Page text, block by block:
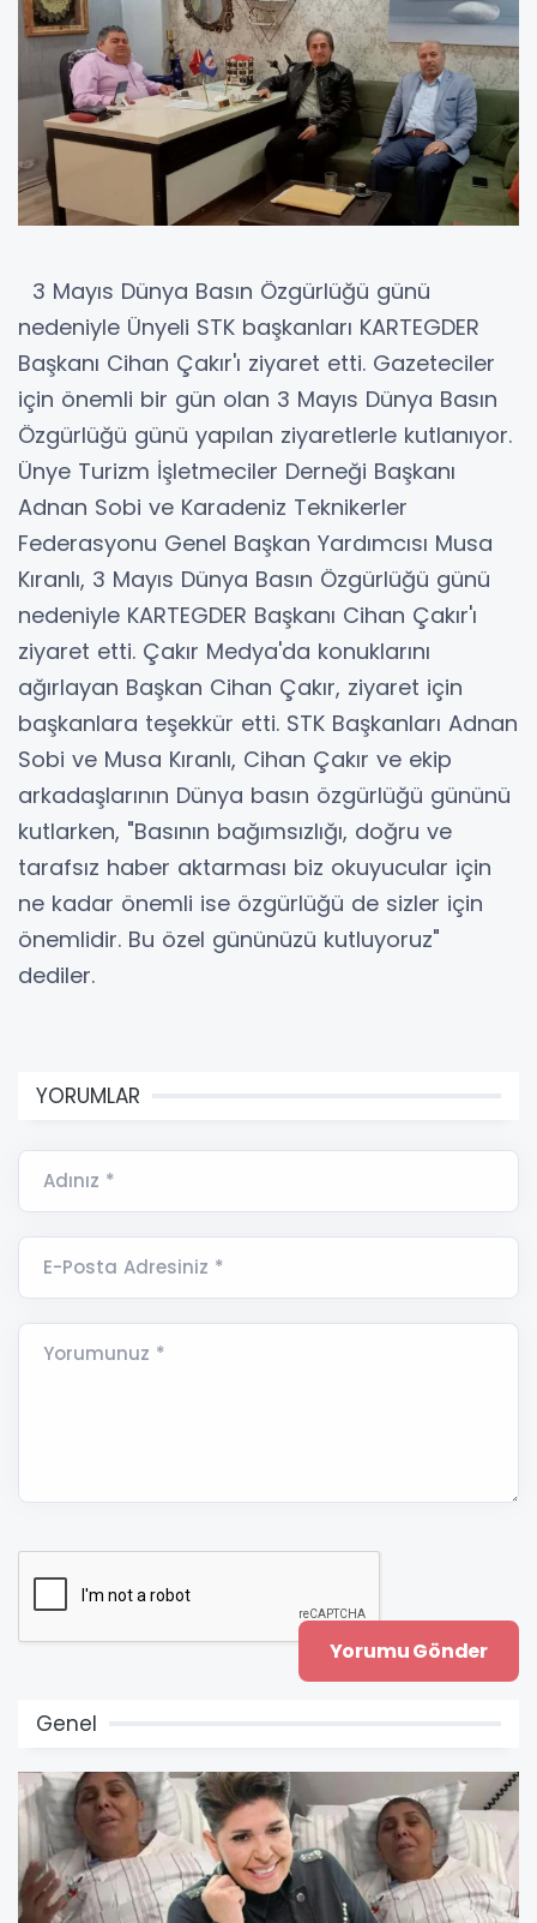
3 Mayıs Dünya Basın Özgürlüğü günü
nedeniyle Ünyeli STK başkanları KARTEGDER
Başkanı Cihan Çakır'ı ziyaret etti. Gazeteciler
için önemli bir gün olan 3 Mayıs Dünya Basın
Özgürlüğü günü yapılan ziyaretlerle kutlanıyor.
Ünye Turizm İşletmeciler Derneği Başkanı
Adnan Sobi ve Karadeniz Teknikerler
Federasyonu Genel Başkan Yardımcısı Musa
Kıranlı, 3 Mayıs Dünya Basın Özgürlüğü günü
nedeniyle KARTEGDER Başkanı Cihan Çakır'ı
ziyaret etti. Çakır Medya'da konuklarını
ağırlayan Başkan Cihan Çakır, ziyaret için
başkanlara teşekkür etti. STK Başkanları Adnan
Sobi ve Musa Kıranlı, Cihan Çakır ve ekip
arkadaşlarının Dünya basın özgürlüğü gününü
kutlarken, "Basının bağımsızlığı, doğru ve
tarafsız haber aktarması biz okuyucular için
ne kadar önemli ise özgürlüğü de sizler için
önemlidir. Bu özel gününüzü kutluyoruz"
dediler.
YORUMLAR
Adınız *
E-Posta Adresiniz *
Yorumunuz *
Genel